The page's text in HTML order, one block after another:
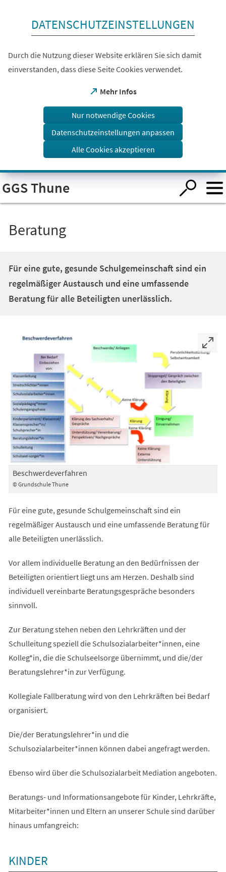
Visuelle
Assistenzsoftware
öffnen.
DATENSCHUTZEINSTELLUNGEN
Durch die Nutzung dieser Website erklären Sie sich damit
einverstanden, dass diese Seite Cookies verwendet.
Mehr Infos
(Öffnet
einem
Tab)
Nur notwendige Cookies
Datenschutzeinstellungen anpassen
Alle Cookies akzeptieren
GGS Thune
Beratung
Für eine gute, gesunde Schulgemeinschaft sind ein
regelmäßiger Austausch und eine umfassende
Beratung für alle Beteiligten unerlässlich.
© Grundschule Thune
Beschwerdeverfahren
Für eine gute, gesunde Schulgemeinschaft sind ein
regelmäßiger Austausch und eine umfassende Beratung für
alle Beteiligten unerlässlich.
Vor allem individuelle Beratung an den Bedürfnissen der
Beteiligten orientiert liegt uns am Herzen. Deshalb sind
individuell vereinbarte Beratungsgespräche besonders
sinnvoll.
Zur Beratung stehen neben den Lehrkräften und der
Schulleitung speziell die Schulsozialarbeiter*innen, eine
Kolleg*in, die die Schulseelsorge übernimmt, und die/der
Beratungslehrer*in zur Verfügung.
Kollegiale Fallberatung wird von den Lehrkräften bei Bedarf
organisiert.
Die/der Beratungslehrer*in und die
Schulsozialarbeiter*innen können dabei angefragt werden.
Ebenso wird über die Schulsozialarbeit Mediation angeboten.
Beratungs- und Informationsangebote für Kinder, Lehrkräfte,
Mitarbeiter*innen und Eltern an unserer Schule sind darüber
hinaus umfangreich:
KINDER